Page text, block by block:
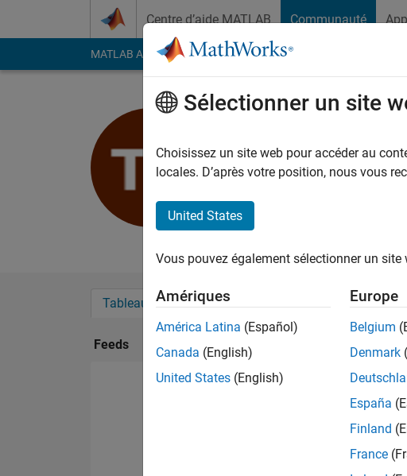
Centre d’aide MATLAB Communauté
MATLAB Answers File Exchange Cody
Last seen: plus de 5 ans il y a
Followers:0Following:0
MATLAB rocks!
Tableau de bord Badges Recommandations
Feeds
Sélectionner un site
Choisissez un site web pour accéder au
locales. D’après votre position, nous vous
United States
Vous pouvez également sélectionner un
Amériques
América Latina (Español)
Canada (English)
United States (English)
Europe
Belgium
Denmark
España
Finland
France